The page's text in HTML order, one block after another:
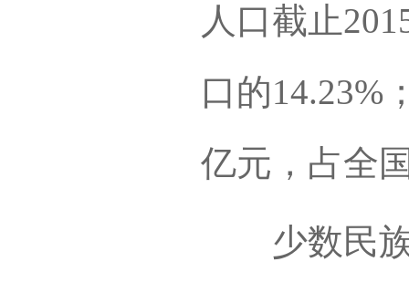
人口截止
口的14.23%
亿元，占全
少数民族